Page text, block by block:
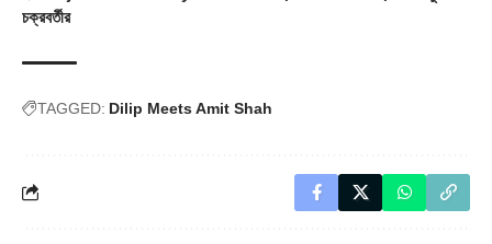
চক্রবর্তীর
TAGGED: Dilip Meets Amit Shah